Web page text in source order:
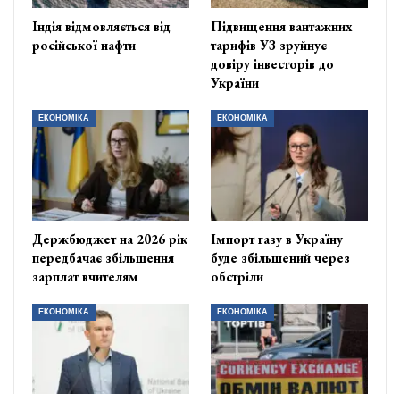
Індія відмовляється від
російської нафти
Підвищення вантажних
тарифів УЗ зруйнує
довіру інвесторів до
України
ЕКОНОМІКА
Держбюджет на 2026 рік
передбачає збільшення
зарплат вчителям
ЕКОНОМІКА
Імпорт газу в Україну
буде збільшений через
обстріли
ЕКОНОМІКА ЕКОНОМІКА